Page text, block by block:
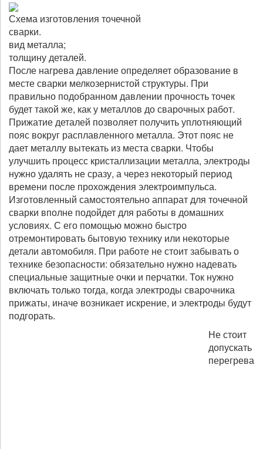
Схема изготовления точечной
сварки.
вид металла;
толщину деталей.
После нагрева давление определяет образование в
месте сварки мелкозернистой структуры. При
правильно подобранном давлении прочность точек
будет такой же, как у металлов до сварочных работ.
Прижатие деталей позволяет получить уплотняющий
пояс вокруг расплавленного металла. Этот пояс не
дает металлу вытекать из места сварки. Чтобы
улучшить процесс кристаллизации металла, электроды
нужно удалять не сразу, а через некоторый период
времени после прохождения электроимпульса.
Изготовленный самостоятельно аппарат для точечной
сварки вполне подойдет для работы в домашних
условиях. С его помощью можно быстро
отремонтировать бытовую технику или некоторые
детали автомобиля. При работе не стоит забывать о
технике безопасности: обязательно нужно надевать
специальные защитные очки и перчатки. Ток нужно
включать только тогда, когда электроды сварочника
прижаты, иначе возникает искрение, и электроды будут
подгорать.
Не стоит
допускать
перегрева